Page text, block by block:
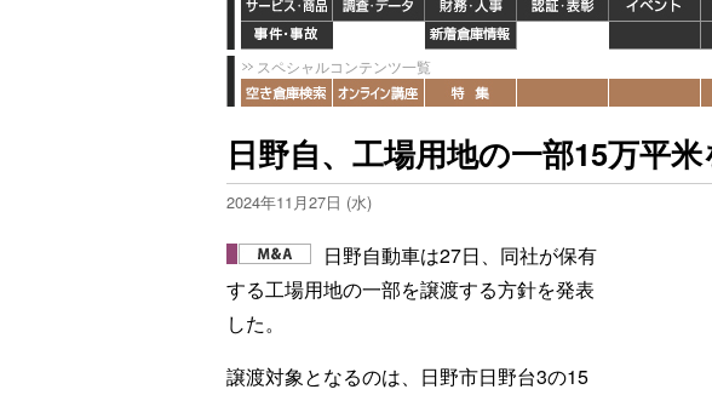
スペシャルコンテンツ一覧
日野自、工場用地の一部15万平
2024年11月27日 (水)
日野自動車は27日、同社が保有
する工場用地の一部を譲渡する方針を発表
した。
譲渡対象となるのは、日野市日野台3の15